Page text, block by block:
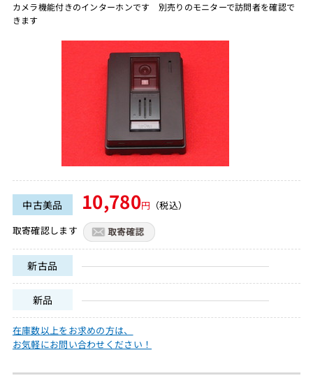
カメラ機能付きのインターホンです 別売りのモニターで訪問者を確認で
きます
中古美品 10,780円 （税込）
取寄確認します
新古品
新品
在庫数以上をお求めの方は、
お気軽にお問い合わせください！